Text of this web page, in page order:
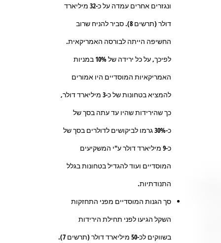
ונגזרים אחרים עמדה על כ-32 מיליארד
דולר (תרשים 8). סביר להניח שרוב
החשיפה הייתה לבורסה האמריקאית.
לפיכך, על כל ירידה של 10% במניות
האמריקאיות המוסדיים היו אמורים
להמציא בטחונות של כ-3 מיליארד דולר,
כך שהירידות שהיו עד עתה בסך של
כ-30% גרמו לביקושים לדולרים בסך של
כ-9 מיליארד דולר ע"י המשקיעים
המוסדיים ועוד להגדיל בטחונות בגלל
התנודתיות.
סך הגנות המוסדיים מפני התחזקות
השקל הגיעו לפני תחילת הירידות
בשווקים לכ-50 מיליארד דולר (תרשים 7).